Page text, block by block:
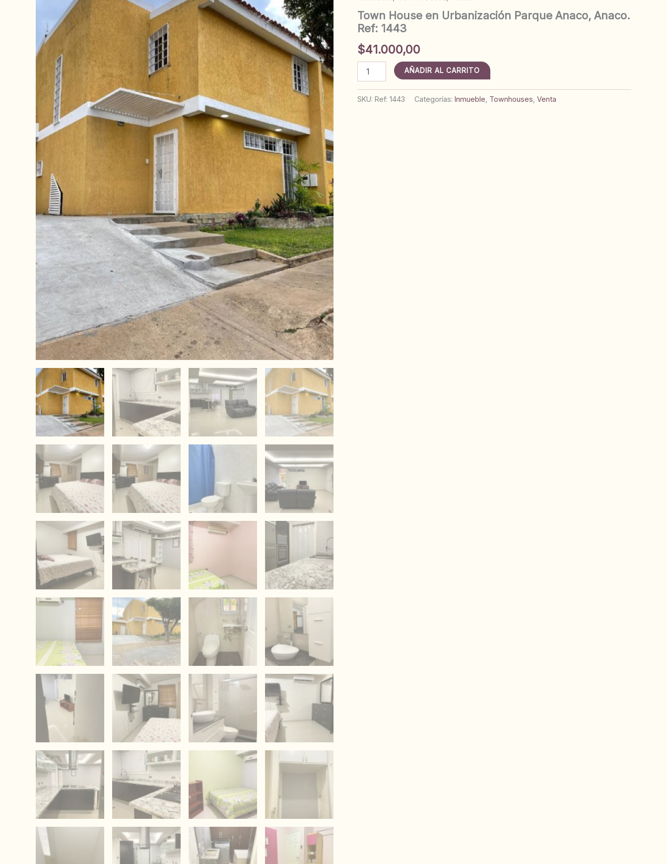
Town House en Urbanización Parque Anaco, Anaco.
Ref: 1443
$41.000,00
House
Urbanización
AÑADIR AL CARRITO
SKU: Ref: 1443 Categorías: Inmueble Townhouses Venta